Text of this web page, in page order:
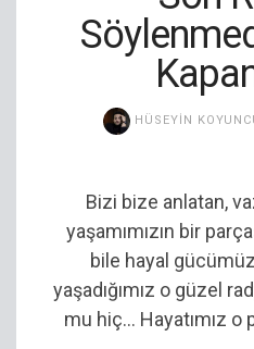
HÜSEYIN
Bizi bize anlatan,
yaşamımızın bir
bile hayal
yaşadığımız o güzel
mu hiç… Hayatımız o